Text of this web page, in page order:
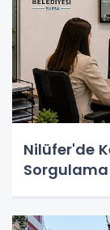
Nilüfer'de